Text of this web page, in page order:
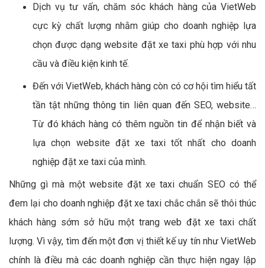
Dịch vụ tư vấn, chăm sóc khách hàng của VietWeb
cực kỳ chất lượng nhằm giúp cho doanh nghiệp lựa
chọn được dạng website đặt xe taxi phù hợp với nhu
cầu và điều kiện kinh tế.
Đến với VietWeb, khách hàng còn có cơ hội tìm hiểu tất
tần tật những thông tin liên quan đến SEO, website…
Từ đó khách hàng có thêm nguồn tin để nhận biết và
lựa chọn website đặt xe taxi tốt nhất cho doanh
nghiệp đặt xe taxi của mình.
Những gì mà một website đặt xe taxi chuẩn SEO có thể
đem lại cho doanh nghiệp đặt xe taxi chắc chắn sẽ thôi thúc
khách hàng sớm sở hữu một trang web đặt xe taxi chất
lượng. Vì vậy, tìm đến một đơn vị thiết kế uy tín như VietWeb
chính là điều mà các doanh nghiệp cần thực hiện ngay lập